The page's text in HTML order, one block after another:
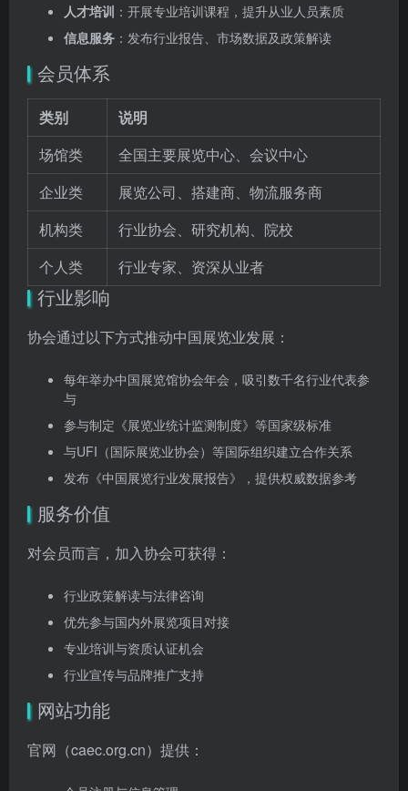
人才培训 ：开展专业培训课程，提升从业人员素质
信息服务 ：发布行业报告、市场数据及政策解读
会员体系
类别
说明
场馆类
全国主要展览中心、会议中心
企业类
展览公司、搭建商、物流服务商
机构类
行业协会、研究机构、院校
个人类
行业专家、资深从业者
行业影响
协会通过以下方式推动中国展览业发展：
每年举办中国展览馆协会年会，吸引数千名行业代表参
与
参与制定《展览业统计监测制度》等国家级标准
与UFI（国际展览业协会）等国际组织建立合作关系
发布《中国展览行业发展报告》，提供权威数据参考
服务价值
对会员而言，加入协会可获得：
行业政策解读与法律咨询
优先参与国内外展览项目对接
专业培训与资质认证机会
行业宣传与品牌推广支持
网站功能
官网（caec.org.cn）提供：